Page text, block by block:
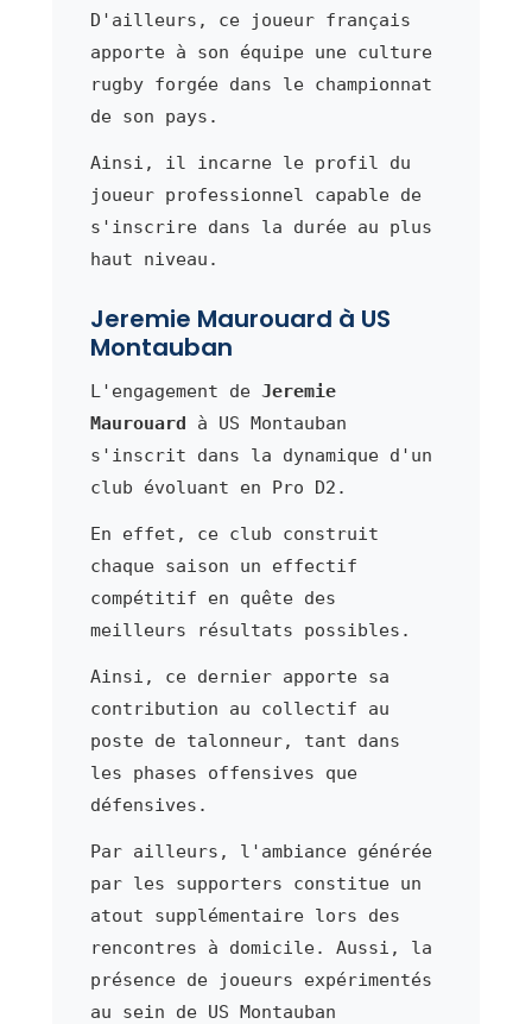
D'ailleurs, ce joueur français
apporte à son équipe une culture
rugby forgée dans le championnat
de son pays.
Ainsi, il incarne le profil du
joueur professionnel capable de
s'inscrire dans la durée au plus
haut niveau.
Jeremie Maurouard à US
Montauban
L'engagement de Jeremie
Maurouard à US Montauban
s'inscrit dans la dynamique d'un
club évoluant en Pro D2.
En effet, ce club construit
chaque saison un effectif
compétitif en quête des
meilleurs résultats possibles.
Ainsi, ce dernier apporte sa
contribution au collectif au
poste de talonneur, tant dans
les phases offensives que
défensives.
Par ailleurs, l'ambiance générée
par les supporters constitue un
atout supplémentaire lors des
rencontres à domicile. Aussi, la
présence de joueurs expérimentés
au sein de US Montauban